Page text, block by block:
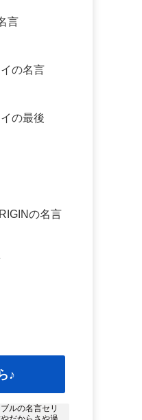
言
の名言
の最後
の名言
♪
ルの名言セリ